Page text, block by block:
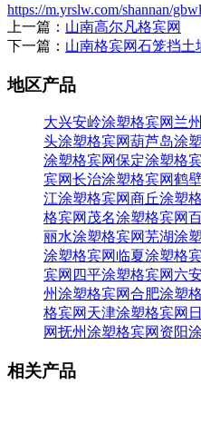
https://m.yrslw.com/shannan/
上一篇： 山南高尔凡格宾网
下一篇： 山南格宾网石笼挡
地区产品
大兴安岭涂塑格宾网 兰
头涂塑格宾网葫芦岛涂
涂塑格宾网保定涂塑格
宾网长治涂塑格宾网鹤
江涂塑格宾网商丘涂塑
格宾网 茂名涂塑格宾网
丽水涂塑格宾网芜湖涂
涂塑格宾网 临夏涂塑格
宾网 四平涂塑格宾网 六
州涂塑格宾网合肥涂塑
格宾网 天津涂塑格宾网
网抚州涂塑格宾网 资阳
相关产品